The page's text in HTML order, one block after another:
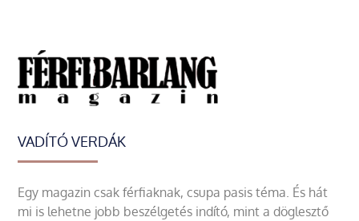
VADÍTÓ VERDÁK
Egy magazin csak férfiaknak, csupa pasis téma. És hát
mi is lehetne jobb beszélgetés indító, mint a döglesztő